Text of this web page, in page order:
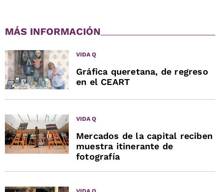
MÁS INFORMACIÓN
VIDA Q
Gráfica queretana, de regreso
en el CEART
VIDA Q
Mercados de la capital reciben
muestra itinerante de
fotografía